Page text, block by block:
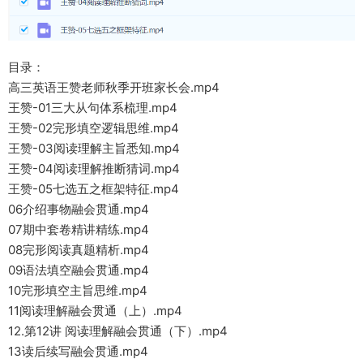
目录：
高三英语王赞老师秋季开班家长会.mp4
王赞-01三大从句体系梳理.mp4
王赞-02完形填空逻辑思维.mp4
王赞-03阅读理解主旨悉知.mp4
王赞-04阅读理解推断猜词.mp4
王赞-05七选五之框架特征.mp4
06介绍事物融会贯通.mp4
07期中套卷精讲精练.mp4
08完形阅读真题精析.mp4
09语法填空融会贯通.mp4
10完形填空主旨思维.mp4
11阅读理解融会贯通（上）.mp4
12.第12讲 阅读理解融会贯通（下）.mp4
13读后续写融会贯通.mp4